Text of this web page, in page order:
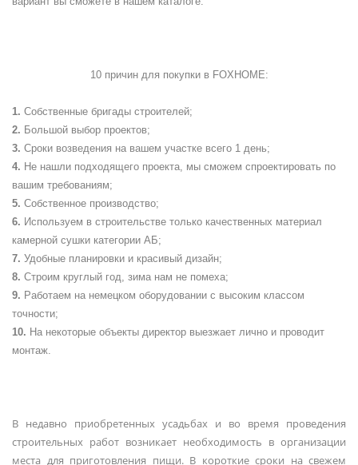
10 причин для покупки в FOXHOME:
Собственные бригады строителей;
Большой выбор проектов;
Сроки возведения на вашем участке всего 1 день;
Не нашли подходящего проекта, мы сможем спроектировать по
вашим требованиям;
Собственное производство;
Используем в строительстве только качественных материал
камерной сушки категории АБ;
Удобные планировки и красивый дизайн;
Строим круглый год, зима нам не помеха;
Работаем на немецком оборудовании с высоким классом
точности;
На некоторые объекты директор выезжает лично и проводит
монтаж.
В недавно приобретенных усадьбах и во время проведения
строительных работ возникает необходимость в организации
места для приготовления пищи. В короткие сроки на свежем